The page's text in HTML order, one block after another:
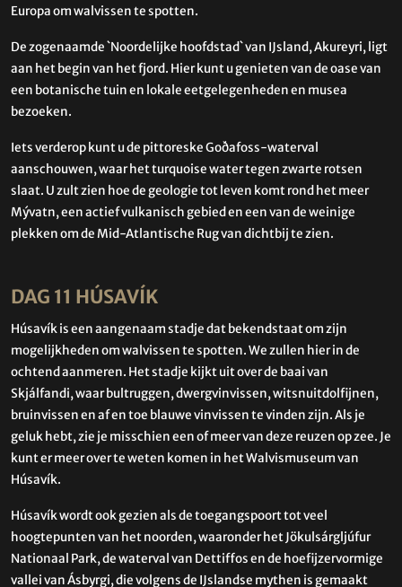
Europa om walvissen te spotten.
De zogenaamde `Noordelijke hoofdstad` van IJsland, Akureyri, ligt
aan het begin van het fjord. Hier kunt u genieten van de oase van
een botanische tuin en lokale eetgelegenheden en musea
bezoeken.
Iets verderop kunt u de pittoreske Goðafoss-waterval
aanschouwen, waar het turquoise water tegen zwarte rotsen
slaat. U zult zien hoe de geologie tot leven komt rond het meer
Mývatn, een actief vulkanisch gebied en een van de weinige
plekken om de Mid-Atlantische Rug van dichtbij te zien.
DAG 11 HÚSAVÍK
Húsavík is een aangenaam stadje dat bekendstaat om zijn
mogelijkheden om walvissen te spotten. We zullen hier in de
ochtend aanmeren. Het stadje kijkt uit over de baai van
Skjálfandi, waar bultruggen, dwergvinvissen, witsnuitdolfijnen,
bruinvissen en af en toe blauwe vinvissen te vinden zijn. Als je
geluk hebt, zie je misschien een of meer van deze reuzen op zee. Je
kunt er meer over te weten komen in het Walvismuseum van
Húsavík.
Húsavík wordt ook gezien als de toegangspoort tot veel
hoogtepunten van het noorden, waaronder het Jökulsárgljúfur
Nationaal Park, de waterval van Dettiffos en de hoefijzervormige
vallei van Ásbyrgi, die volgens de IJslandse mythen is gemaakt